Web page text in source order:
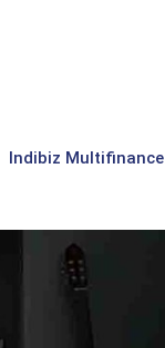
Indibiz Multifinance